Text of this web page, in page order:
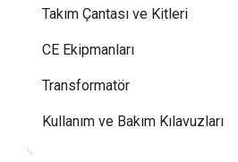
Takım Çantası ve Kitleri
CE Ekipmanları
Transformatör
Kullanım ve Bakım Kılavuzları